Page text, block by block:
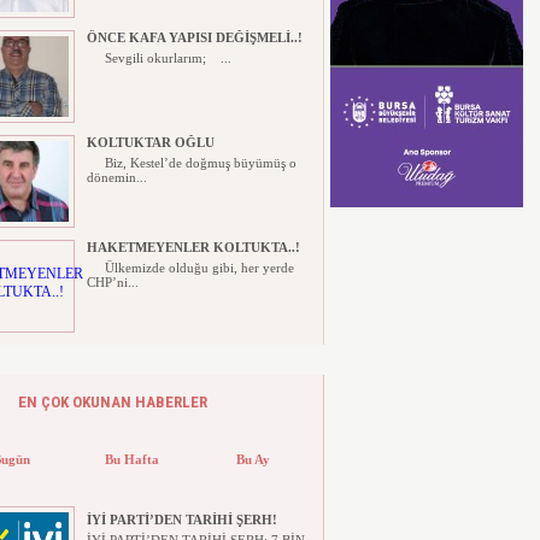
ÖNCE KAFA YAPISI DEĞİŞMELİ..!
Sevgili okurlarım; ...
KOLTUKTAR OĞLU
Biz, Kestel’de doğmuş büyümüş o
dönemin...
HAKETMEYENLER KOLTUKTA..!
Ülkemizde olduğu gibi, her yerde
CHP’ni...
yol yenileme çalışma...
EN ÇOK OKUNAN HABERLER
Bu Hafta Bu Ay
İYİ PARTİ’DEN TARİHİ ŞERH!